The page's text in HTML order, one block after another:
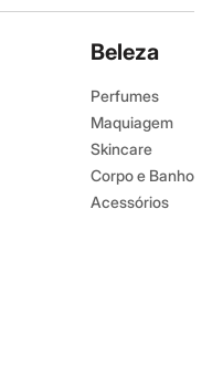
Beleza
Perfumes
Maquiagem
Skincare
Corpo e Banho
Acessórios